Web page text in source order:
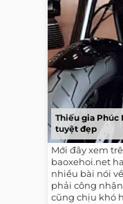
Thiếu gia Phúc
tuyệt đẹp
Mới đây xem
baoxehoi.net
nhiều bài nói
phải công
cũng chịu khó